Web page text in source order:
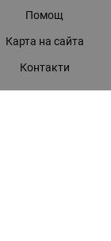
Помощ
Карта на сайта
Контакти